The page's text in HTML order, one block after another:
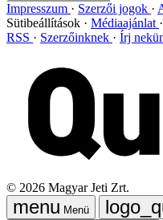
Impresszum Szerzői jogok
Sütibeállítások
Médiaajánlat
RSS
Szerzőinknek Írj
© 2026 Magyar Jeti Zrt.
Menü